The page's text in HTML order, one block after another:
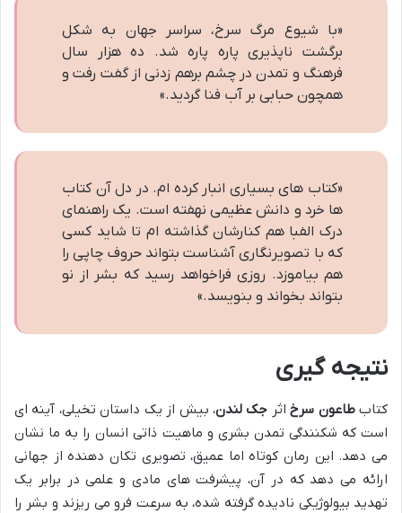
«با شیوع مرگ سرخ، سراسر جهان به شکل
برگشت ناپذیری پاره پاره شد. ده هزار سال
فرهنگ و تمدن در چشم برهم زدنی از گفت رفت و
همچون حبابی بر آب فنا گردید.»
«کتاب های بسیاری انبار کرده ام. در دل آن کتاب
ها خرد و دانش عظیمی نهفته است. یک راهنمای
درک الفبا هم کنارشان گذاشته ام تا شاید کسی
که با تصویرنگاری آشناست بتواند حروف چاپی را
هم بیاموزد. روزی فراخواهد رسید که بشر از نو
بتواند بخواند و بنویسد.»
نتیجه گیری
کتابطاعون سرخاثر جک لندن، بیش از یک داستان تخیلی، آینه ای
است که شکنندگی تمدن بشری و ماهیت ذاتی انسان را به ما نشان
می دهد. این رمان کوتاه اما عمیق، تصویری تکان دهنده از جهانی
ارائه می دهد که در آن، پیشرفت های مادی و علمی در برابر یک
تهدید بیولوژیکی نادیده گرفته شده، به سرعت فرو می ریزند و بشر را